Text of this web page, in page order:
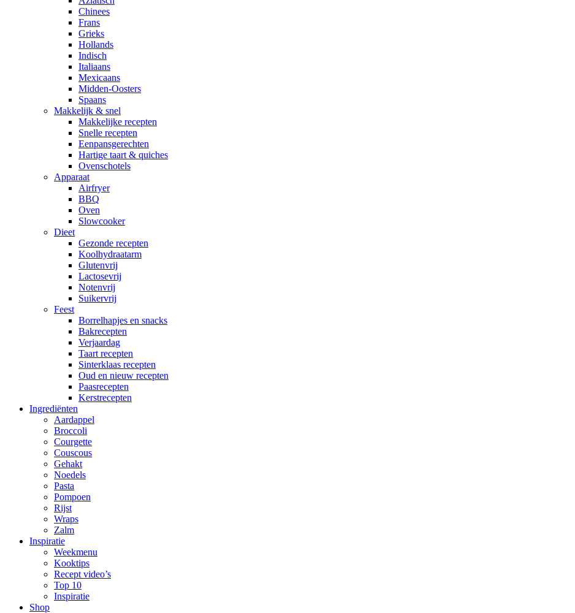
Chinees
Frans
Grieks
Hollands
Indisch
Italiaans
Mexicaans
Midden-Oosters
Spaans
Makkelijk & snel
Makkelijke recepten
Snelle recepten
Eenpansgerechten
Hartige taart & quiches
Ovenschotels
Apparaat
Airfryer
BBQ
Oven
Slowcooker
Dieet
Gezonde recepten
Koolhydraatarm
Glutenvrij
Lactosevrij
Notenvrij
Suikervrij
Feest
Borrelhapjes en snacks
Bakrecepten
Verjaardag
Taart recepten
Sinterklaas recepten
Oud en nieuw recepten
Paasrecepten
Kerstrecepten
Ingrediënten
Aardappel
Broccoli
Courgette
Couscous
Gehakt
Noedels
Pasta
Pompoen
Rijst
Wraps
Zalm
Inspiratie
Weekmenu
Kooktips
Recept video’s
Top 10
Inspiratie
Shop